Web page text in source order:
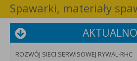
Spawarki, materiały
ROZWÓJ SIECI SERWISOWEJ RYWAL-RHC